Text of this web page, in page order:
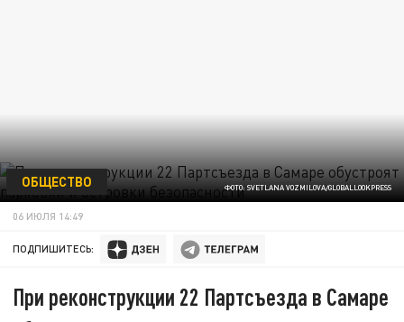
ФОТО: SVETLANA VOZMILOVA/GLOBALLOOKPRESS
ОБЩЕСТВО
06 ИЮЛЯ 14:49
ПОДПИШИТЕСЬ:
При реконструкции 22 Партсъезда в Самаре